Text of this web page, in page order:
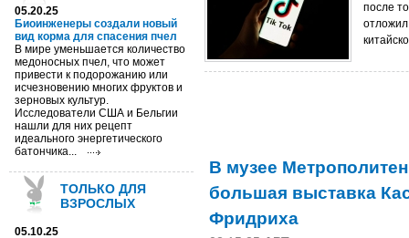
05.20.25
Биоинженеры создали новый
вид корма для спасения пчел
В мире уменьшается количество
медоносных пчел, что может
привести к подорожанию или
исчезновению многих фруктов и
зерновых культур.
Исследователи США и Бельгии
нашли для них рецепт
идеального энергетического
батончика...
ТОЛЬКО ДЛЯ
ВЗРОСЛЫХ
05.10.25
после
В музее
большая выставка
Фридриха